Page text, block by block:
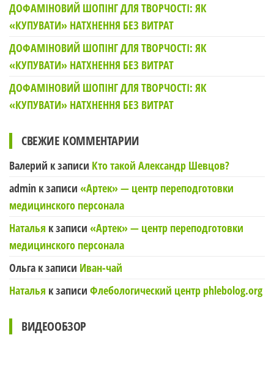
ДОФАМІНОВИЙ ШОПІНГ ДЛЯ ТВОРЧОСТІ: ЯК
«КУПУВАТИ» НАТХНЕННЯ БЕЗ ВИТРАТ
ДОФАМІНОВИЙ ШОПІНГ ДЛЯ ТВОРЧОСТІ: ЯК
«КУПУВАТИ» НАТХНЕННЯ БЕЗ ВИТРАТ
ДОФАМІНОВИЙ ШОПІНГ ДЛЯ ТВОРЧОСТІ: ЯК
«КУПУВАТИ» НАТХНЕННЯ БЕЗ ВИТРАТ
СВЕЖИЕ КОММЕНТАРИИ
Валерий к записи Кто такой Александр Шевцов?
admin к записи «Артек» — центр переподготовки
медицинского персонала
Наталья к записи «Артек» — центр переподготовки
медицинского персонала
Ольга к записи Иван-чай
Наталья к записи Флебологический центр phlebolog.org
ВИДЕООБЗОР